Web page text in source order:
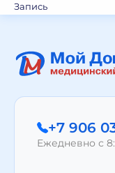
Запись
+7 906
Ежедневно с